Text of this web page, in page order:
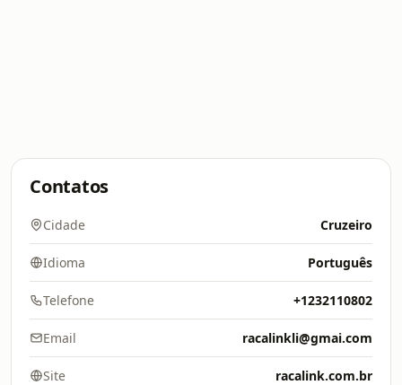
Contatos
Cidade Cruzeiro
Idioma Português
Telefone +1232110802
Email racalinkli@gmai.com
Site racalink.com.br